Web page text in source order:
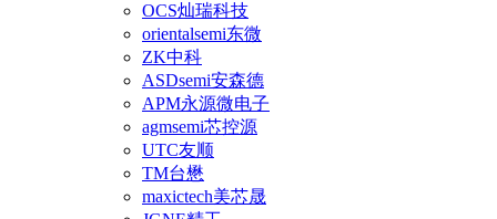
OCS灿瑞科技
orientalsemi东微
ZK中科
ASDsemi安森德
APM永源微电子
agmsemi芯控源
UTC友顺
TM台懋
maxictech美芯晟